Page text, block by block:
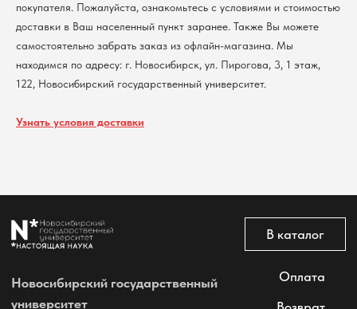
покупателя. Пожалуйста, ознакомьтесь с условиями и стоимостью
доставки в Ваш населенный пункт заранее. Также Вы можете
самостоятельно забрать заказ из офлайн-магазина. Мы
находимся по адресу: г. Новосибирск, ул. Пирогова, 3, 1 этаж,
122, Новосибирский государственный университет.
Узнать условия доставки
Все права защищены
Политика обработки персональных данных
Согласие на обработку персональных данных
пользователей сайта